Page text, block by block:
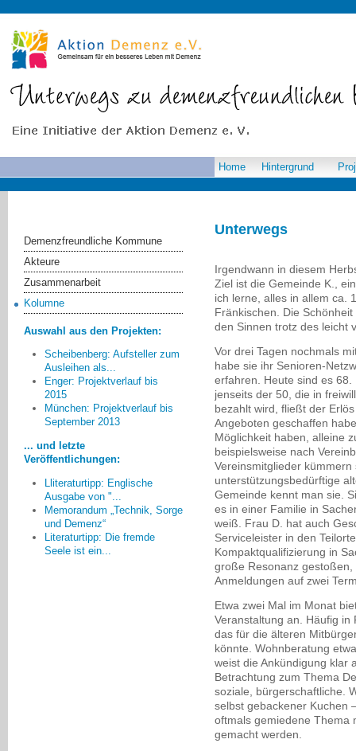
Unterwegs
Irgendwann in diesem
Ziel ist die Gemeinde K.,
ich lerne, alles in allem ca.
Fränkischen. Die
den Sinnen trotz des leicht
Vor drei Tagen nochmals
habe sie ihr Senioren-
erfahren. Heute sind es
jenseits der 50, die in
bezahlt wird, fließt der
Angeboten geschaffen
Möglichkeit haben, alleine
beispielsweise nach
Vereinsmitglieder
unterstützungsbedürftige
Gemeinde kennt man sie.
es in einer Familie in
weiß. Frau D. hat auch
Serviceleister in den
Kompaktqualifizierung in
große Resonanz
Anmeldungen auf zwei
Etwa zwei Mal im Monat
Veranstaltung an. Häufig
das für die älteren
könnte. Wohnberatung
weist die Ankündigung klar
Betrachtung zum Thema
soziale, bürgerschaftliche.
selbst gebackener Kuchen
oftmals gemiedene Thema
gemacht werden.
Home Hintergrund
Demenzfreundliche Kommune
Akteure
Zusammenarbeit
Kolumne
Auswahl aus den Projekten:
Scheibenberg: Aufsteller zum
Ausleihen als...
Enger: Projektverlauf bis
2015
München: Projektverlauf bis
September 2013
... und letzte
Veröffentlichungen:
Lliteraturtipp: Englische
Ausgabe von "...
Memorandum „Technik, Sorge
und Demenz“
Literaturtipp: Die fremde
Seele ist ein...
Die Teilnehmer mit und ohne
Demenz begegneten sich auf
Demenz konnten sich als
kompetent in der Weitergabe Ihrer
Erinnerungen und fachlichen
Kenntnisse erleben und die
jüngeren Teilnehmer profitierten
von den Augenzeugenberichten.
Bruna Wernet, Friedrichshafen